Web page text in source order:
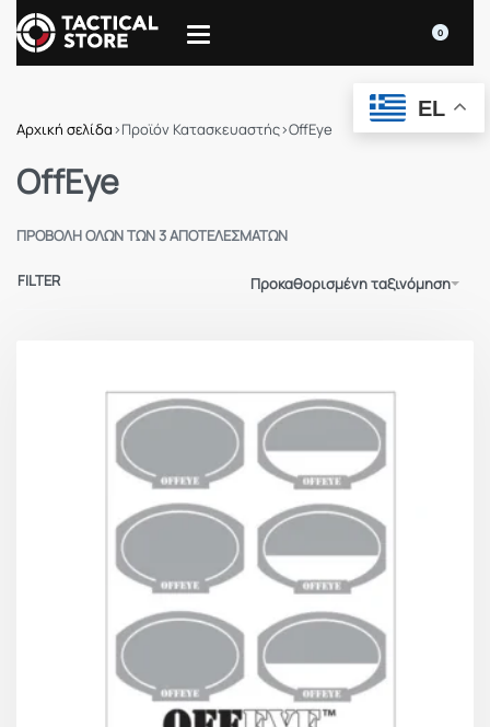
0
Αρχική σελίδα›Προϊόν Κατασκευαστής›OffEye
OffEye
ΠΡΟΒΟΛΉ ΌΛΩΝ ΤΩΝ 3 ΑΠΟΤΕΛΕΣΜΆΤΩΝ
Προκαθορισμένη ταξινόμηση
FILTER
EL